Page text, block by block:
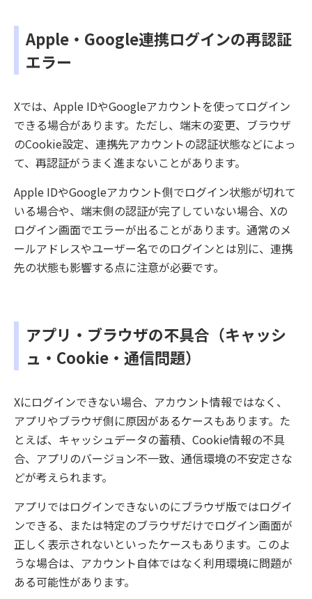
Apple・Google連携ログインの再認証
エラー
Xでは、Apple IDやGoogleアカウントを使ってログイン
できる場合があります。ただし、端末の変更、ブラウザ
のCookie設定、連携先アカウントの認証状態などによっ
て、再認証がうまく進まないことがあります。
Apple IDやGoogleアカウント側でログイン状態が切れて
いる場合や、端末側の認証が完了していない場合、Xの
ログイン画面でエラーが出ることがあります。通常のメ
ールアドレスやユーザー名でのログインとは別に、連携
先の状態も影響する点に注意が必要です。
アプリ・ブラウザの不具合（キャッシ
ュ・Cookie・通信問題）
Xにログインできない場合、アカウント情報ではなく、
アプリやブラウザ側に原因があるケースもあります。た
とえば、キャッシュデータの蓄積、Cookie情報の不具
合、アプリのバージョン不一致、通信環境の不安定さな
どが考えられます。
アプリではログインできないのにブラウザ版ではログイ
ンできる、または特定のブラウザだけでログイン画面が
正しく表示されないといったケースもあります。このよ
うな場合は、アカウント自体ではなく利用環境に問題が
ある可能性があります。